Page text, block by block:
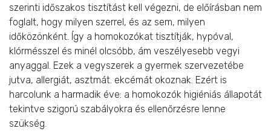
szerinti időszakos tisztítást kell végezni, de előírásban nem
foglalt, hogy milyen szerrel, és az sem, milyen
időközönként. Így a homokozókat tisztítják, hypóval,
klórmésszel és minél olcsóbb, ám veszélyesebb vegyi
anyaggal. Ezek a vegyszerek a gyermek szervezetébe
jutva, allergiát, asztmát. ekcémát okoznak. Ezért is
harcolunk a harmadik éve: a homokozók higiéniás állapotát
tekintve szigorú szabályokra és ellenőrzésre lenne
szükség.